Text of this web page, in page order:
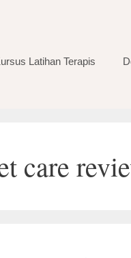
Latihan Terapis
care